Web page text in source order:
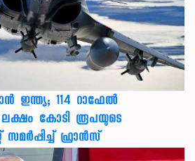
ഇന്ത്യ; 114 റാഫേൽ
ലക്ഷം കോടി രൂപയുടെ
ഫ്രാൻസ്